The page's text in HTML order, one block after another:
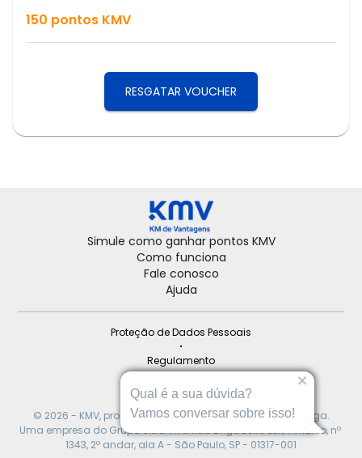
150 pontos KMV
RESGATAR VOUCHER
Simule como ganhar pontos KMV
Como funciona
Fale conosco
Ajuda
Proteção de Dados Pessoais
Regulamento
Institucional
© 2026 - KMV, programa de fidelidade dos postos Ipiranga.
Uma empresa do Grupo Ultra. Avenida Brigadeiro Luis Antonio, nº
1343, 2º andar, ala A - São Paulo, SP - 01317-001
Qual é a sua dúvida?
Vamos conversar sobre isso!